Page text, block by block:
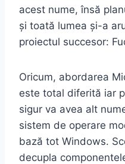
acest nume, însă
și toată lumea și-a
proiectul succesor:
Oricum, abordarea
este total diferită iar
sigur va avea alt
sistem de operare
bază tot Windows.
decupla